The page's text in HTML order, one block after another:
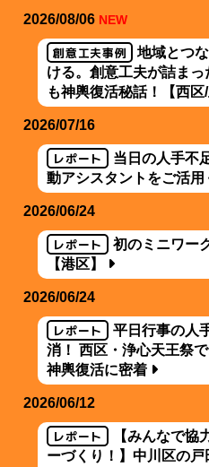
2026/08/06 NEW
創意工夫事例
地域とつ
ける。創意工夫が詰ま
も神輿復活秘話！【西区
2026/07/16
レポート
当日の人手不
動アシスタントをご活用
2026/06/24
レポート
初のミニワー
【港区】
2026/06/24
レポート
平日行事の人
消！ 西区・浄心天王祭
神輿復活に密着
2026/06/12
レポート
【みんなで協
ーづくり！】中川区の